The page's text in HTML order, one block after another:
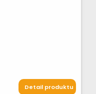
Detail produktu